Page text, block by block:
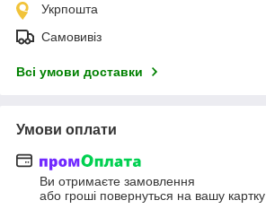
Укрпошта
Самовивіз
Всі умови доставки
Умови оплати
Ви отримаєте замовлення
або гроші повернуться на вашу картку